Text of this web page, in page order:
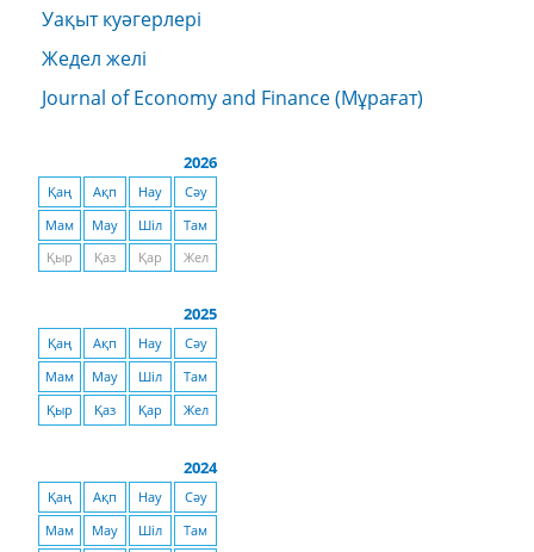
Уақыт куәгерлері
Жедел желі
Journal of Economy and Finance (Мұрағат)
2026
Қаң Ақп Нау
Сәу
Мам
Мау Шіл
Там
Қыр
Қаз Қар Жел
2025
Қаң Ақп Нау
Сәу
Мам
Мау Шіл
Там
Қыр
Қаз Қар Жел
2024
Қаң Ақп Нау
Сәу
Мам
Мау Шіл
Там